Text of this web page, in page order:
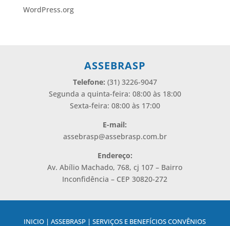
WordPress.org
ASSEBRASP
Telefone: (31) 3226-9047
Segunda a quinta-feira: 08:00 às 18:00
Sexta-feira: 08:00 às 17:00
E-mail:
assebrasp@assebrasp.com.br
Endereço:
Av. Abílio Machado, 768, cj 107 – Bairro
Inconfidência – CEP 30820-272
INICIO | ASSEBRASP | SERVIÇOS E BENEFÍCIOS CONVÊNIOS